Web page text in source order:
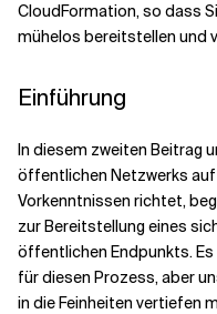
CloudFormation, so dass
mühelos bereitstellen und
Einführung
In diesem zweiten Beitrag
öffentlichen Netzwerks auf
Vorkenntnissen richtet,
zur Bereitstellung eines
öffentlichen Endpunkts.
für diesen Prozess, aber
in die Feinheiten vertiefen